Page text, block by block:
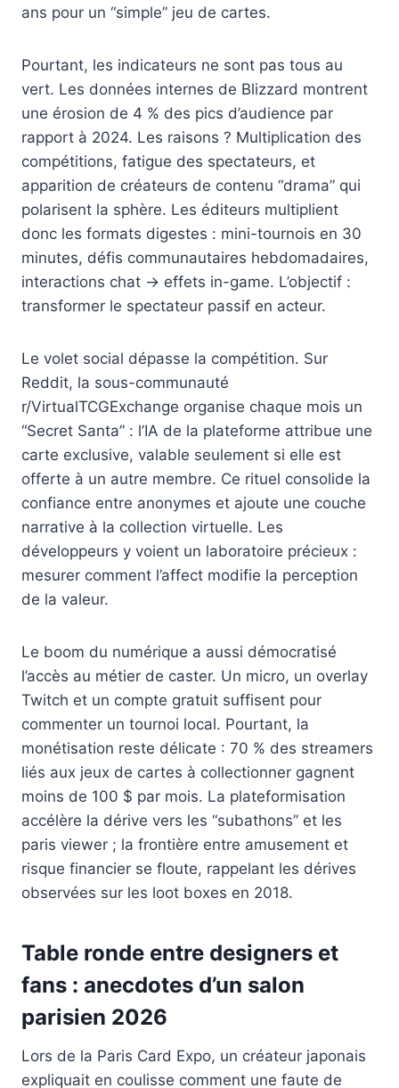
ans pour un “simple” jeu de cartes.
Pourtant, les indicateurs ne sont pas tous au
vert. Les données internes de Blizzard montrent
une érosion de 4 % des pics d’audience par
rapport à 2024. Les raisons ? Multiplication des
compétitions, fatigue des spectateurs, et
apparition de créateurs de contenu “drama” qui
polarisent la sphère. Les éditeurs multiplient
donc les formats digestes : mini-tournois en 30
minutes, défis communautaires hebdomadaires,
interactions chat → effets in-game. L’objectif :
transformer le spectateur passif en acteur.
Le volet social dépasse la compétition. Sur
Reddit, la sous-communauté
r/VirtualTCGExchange organise chaque mois un
“Secret Santa” : l’IA de la plateforme attribue une
carte exclusive, valable seulement si elle est
offerte à un autre membre. Ce rituel consolide la
confiance entre anonymes et ajoute une couche
narrative à la collection virtuelle. Les
développeurs y voient un laboratoire précieux :
mesurer comment l’affect modifie la perception
de la valeur.
Le boom du numérique a aussi démocratisé
l’accès au métier de caster. Un micro, un overlay
Twitch et un compte gratuit suffisent pour
commenter un tournoi local. Pourtant, la
monétisation reste délicate : 70 % des streamers
liés aux jeux de cartes à collectionner gagnent
moins de 100 $ par mois. La plateformisation
accélère la dérive vers les “subathons” et les
paris viewer ; la frontière entre amusement et
risque financier se floute, rappelant les dérives
observées sur les loot boxes en 2018.
Table ronde entre designers et
fans : anecdotes d’un salon
parisien 2026
Lors de la Paris Card Expo, un créateur japonais
expliquait en coulisse comment une faute de